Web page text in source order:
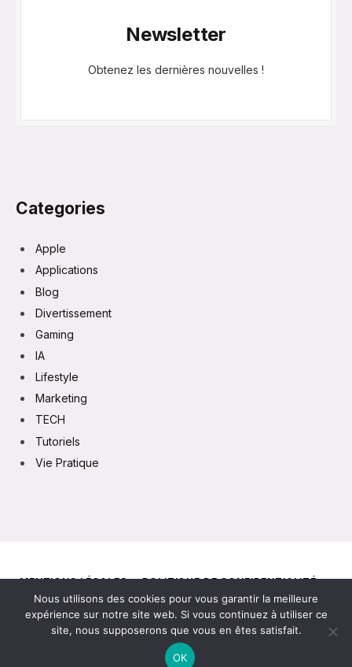
Newsletter
Obtenez les dernières nouvelles !
Categories
Apple
Applications
Blog
Divertissement
Gaming
IA
Lifestyle
Marketing
TECH
Tutoriels
Vie Pratique
MENTIONS LÉGALES
POLITIQUE DE CONFIDENTIALITÉ
CONTACT
© 2026
Nous utilisons des cookies pour vous garantir la meilleure
expérience sur notre site web. Si vous continuez à utiliser ce
site, nous supposerons que vous en êtes satisfait.
OK